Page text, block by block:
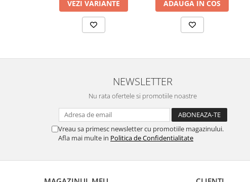
VEZI VARIANTE ADAUGA IN COS
NEWSLETTER
Nu rata ofertele si promotiile noastre
Vreau sa primesc newsletter cu promotiile magazinului.
Afla mai multe in Politica de Confidentialitate